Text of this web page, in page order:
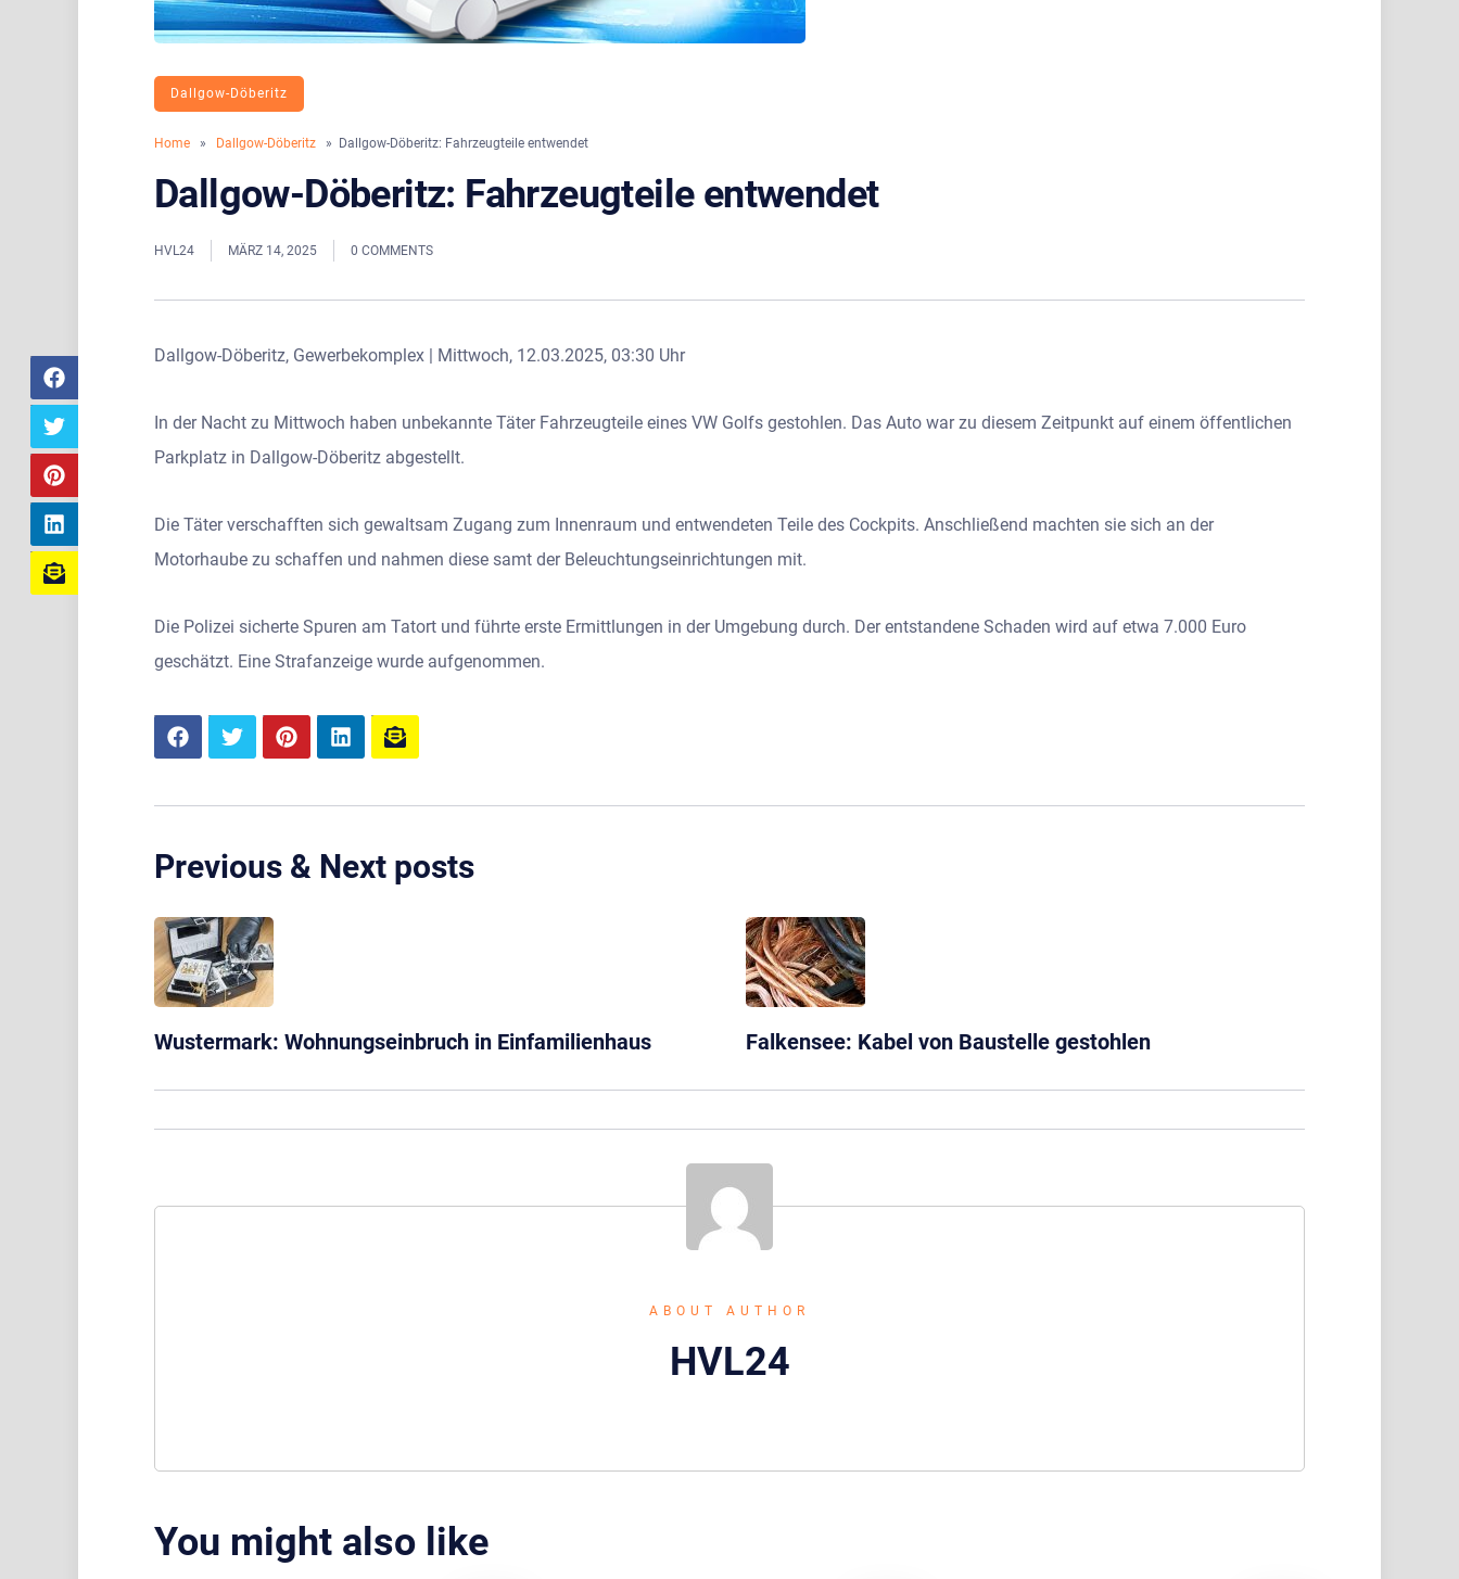
Dallgow-Döberitz
Home » Dallgow-Döberitz » Dallgow-Döberitz: Fahrzeugteile entwendet
Dallgow-Döberitz: Fahrzeugteile entwendet
HVL24 MÄRZ 14, 2025 0 COMMENTS
Dallgow-Döberitz, Gewerbekomplex | Mittwoch, 12.03.2025, 03:30 Uhr
In der Nacht zu Mittwoch haben unbekannte Täter Fahrzeugteile eines VW Golfs gestohlen. Das Auto war zu diesem Zeitpunkt auf einem öffentlichen
Parkplatz in Dallgow-Döberitz abgestellt.
Die Täter verschafften sich gewaltsam Zugang zum Innenraum und entwendeten Teile des Cockpits. Anschließend machten sie sich an der
Motorhaube zu schaffen und nahmen diese samt der Beleuchtungseinrichtungen mit.
Die Polizei sicherte Spuren am Tatort und führte erste Ermittlungen in der Umgebung durch. Der entstandene Schaden wird auf etwa 7.000 Euro
geschätzt. Eine Strafanzeige wurde aufgenommen.
Previous & Next posts
Wustermark: Wohnungseinbruch in Einfamilienhaus Falkensee: Kabel von Baustelle gestohlen
ABOUT AUTHOR
HVL24
You might also like